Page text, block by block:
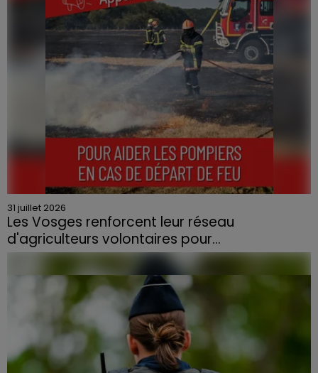
contraint à l'évacuation d'une centaine de personnes.
31 juillet 2026
Les Vosges renforcent leur réseau
d'agriculteurs volontaires pour...
Face à la sécheresse et aux risques de départs de feu,
la Chambre d'agriculture des Vosges a lancé un appel
aux agriculteurs volontaires pour venir en aide...